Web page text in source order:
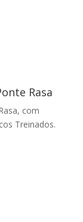
Rasa
com
Treinados.